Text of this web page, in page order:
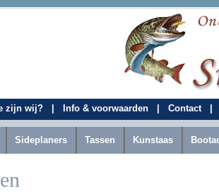
zijn wij? Info & voorwaarden Contact
Sideplaners Tassen Kunstaas